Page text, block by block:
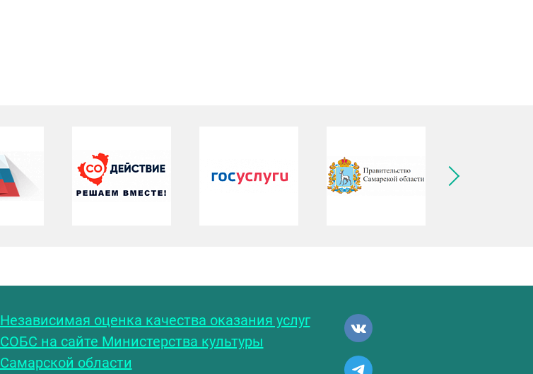
Следующее изображение
Независимая оценка качества оказания услуг
СОБС на сайте Министерства культуры
Самарской области